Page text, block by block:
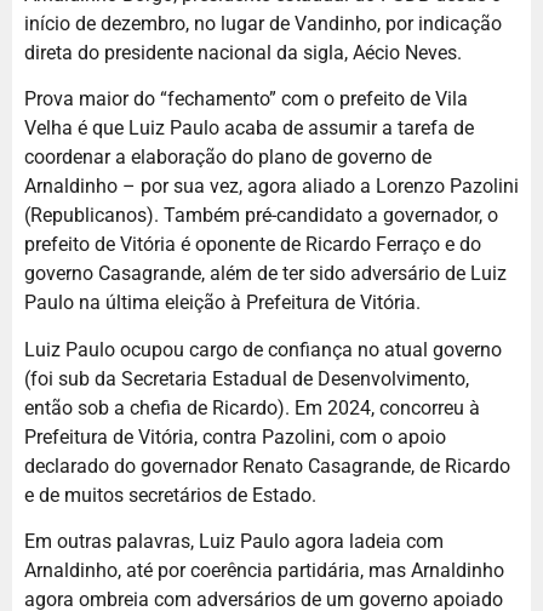
início de dezembro, no lugar de Vandinho, por indicação
direta do presidente nacional da sigla, Aécio Neves.
Prova maior do “fechamento” com o prefeito de Vila
Velha é que Luiz Paulo acaba de assumir a tarefa de
coordenar a elaboração do plano de governo de
Arnaldinho – por sua vez, agora aliado a Lorenzo Pazolini
(Republicanos). Também pré-candidato a governador, o
prefeito de Vitória é oponente de Ricardo Ferraço e do
governo Casagrande, além de ter sido adversário de Luiz
Paulo na última eleição à Prefeitura de Vitória.
Luiz Paulo ocupou cargo de confiança no atual governo
(foi sub da Secretaria Estadual de Desenvolvimento,
então sob a chefia de Ricardo). Em 2024, concorreu à
Prefeitura de Vitória, contra Pazolini, com o apoio
declarado do governador Renato Casagrande, de Ricardo
e de muitos secretários de Estado.
Em outras palavras, Luiz Paulo agora ladeia com
Arnaldinho, até por coerência partidária, mas Arnaldinho
agora ombreia com adversários de um governo apoiado